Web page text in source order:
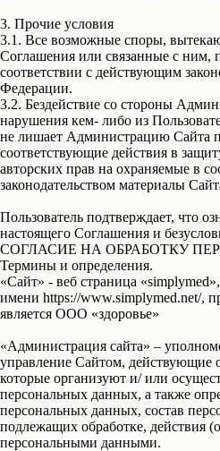
3. Прочие условия
3.1. Все возможные споры,
Соглашения или связанные с ним,
соответствии с действующим
Федерации.
3.2. Бездействие со стороны
нарушения кем- либо из
не лишает Администрацию Сайта
соответствующие действия в
авторских прав на охраняемые в
законодательством материалы
Пользователь подтверждает, что
настоящего Соглашения и
СОГЛАСИЕ НА ОБРАБОТКУ
Термины и определения.
«Сайт» - веб страница
имени https://www.simplymed.net/,
является ООО «здоровье»
«Администрация сайта» –
управление Сайтом, действующие
которые организуют и/ или
персональных данных, а также
персональных данных, состав
подлежащих обработке, действия
персональными данными.